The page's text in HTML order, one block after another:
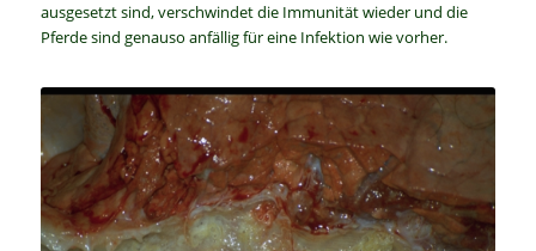
ausgesetzt sind, verschwindet die Immunität wieder und die
Pferde sind genauso anfällig für eine Infektion wie vorher.